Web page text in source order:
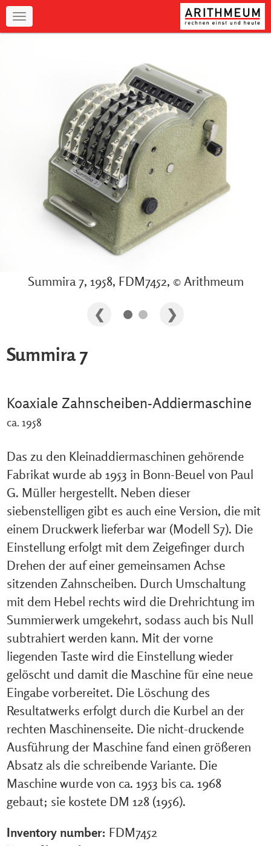
Navigation
Summira 7, 1958, FDM7452, © Arithmeum
Summira 7
Koaxiale Zahnscheiben-Addiermaschine
ca. 1958
Das zu den Kleinaddiermaschinen gehörende
Fabrikat wurde ab 1953 in Bonn-Beuel von Paul
G. Müller hergestellt. Neben dieser
siebenstelligen gibt es auch eine Version, die mit
einem Druckwerk lieferbar war (Modell S7). Die
Einstellung erfolgt mit dem Zeigefinger durch
Drehen der auf einer gemeinsamen Achse
sitzenden Zahnscheiben. Durch Umschaltung
mit dem Hebel rechts wird die Drehrichtung im
Summierwerk umgekehrt, sodass auch bis Null
subtrahiert werden kann. Mit der vorne
liegenden Taste wird die Einstellung wieder
gelöscht und damit die Maschine für eine neue
Eingabe vorbereitet. Die Löschung des
Resultatwerks erfolgt durch die Kurbel an der
rechten Maschinenseite. Die nicht-druckende
Ausführung der Maschine fand einen größeren
Absatz als die schreibende Variante. Die
Maschine wurde von ca. 1953 bis ca. 1968
gebaut; sie kostete DM 128 (1956).
Inventory number: FDM7452